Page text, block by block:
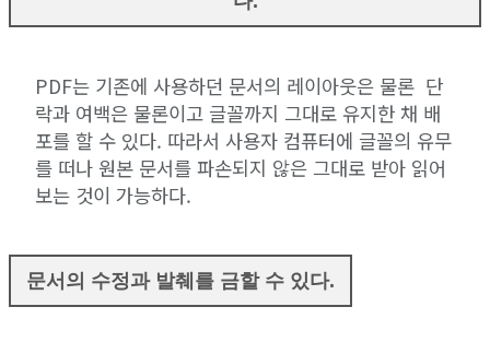
PDF는 기존에 사용하던 문서의 레이아웃은 물론 단
락과 여백은 물론이고 글꼴까지 그대로 유지한 채 배
포를 할 수 있다. 따라서 사용자 컴퓨터에 글꼴의 유무
를 떠나 원본 문서를 파손되지 않은 그대로 받아 읽어
보는 것이 가능하다.
문서의 수정과 발췌를 금할 수 있다.